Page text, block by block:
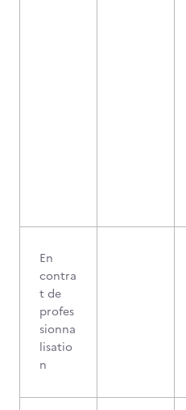
En
contra
t de
profes
sionna
lisatio
n